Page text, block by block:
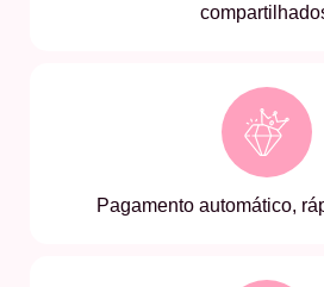
Pagamento automático,